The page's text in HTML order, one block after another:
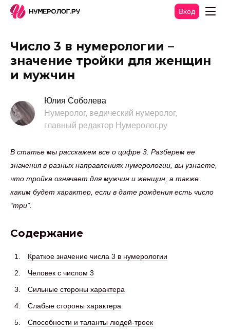
Вход
Число 3 в нумерологии –
значение тройки для женщин
и мужчин
Юлия Соболева
Нумеролог, ведический нумеролог,
главный редактор Нумеролог.ру
В статье мы расскажем все о цифре 3. Разберем ее
значения в разных направлениях нумерологии, вы узнаете,
что тройка означает для мужчин и женщин, а также
каким будет характер, если в дате рождения есть число
“три”.
Содержание
Краткое значение числа 3 в нумерологии
Человек с числом 3
Сильные стороны характера
Слабые стороны характера
Способности и таланты людей-троек